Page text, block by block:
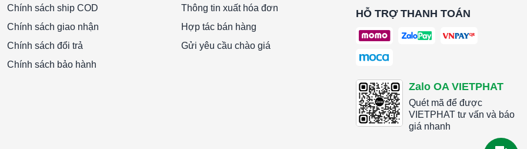
Chính sách ship COD
Chính sách giao nhận
Chính sách đổi trả
Chính sách bảo hành
Thông tin xuất hóa đơn
Hợp tác bán hàng
Gửi yêu cầu chào giá
HỖ TRỢ THANH TOÁN
Zalo OA VIETPHAT
Quét mã để được
VIETPHAT tư vấn và báo
giá nhanh